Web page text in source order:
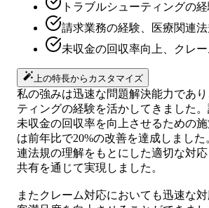
トラブルシューティングの
請求業務の経験、医療関連
未収金の回収率向上、クレ
上の特長からカスタマイズ
私の強みは迅速な問題解決能力であ
ティングの経験を活かしてきました
未収金の回収率を向上させるための
は前年比で20%の改善を達成しまし
連法規の理解をもとにした適切な対
共有を通じて実現しました。
またクレーム対応においても迅速な